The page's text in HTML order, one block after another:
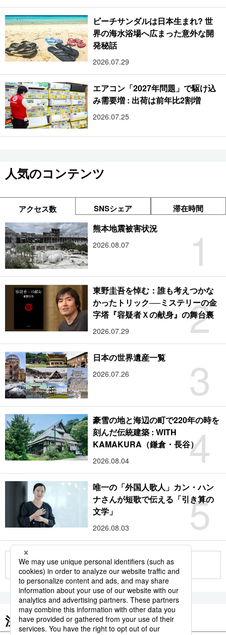
ビーチサンダルは日本生まれ? 世
界の海水浴場へ広まった意外な開
発秘話
2026.07.29
エアコン「2027年問題」で駆け込
み需要増 : 出荷は前年比2割増
2026.07.25
人気のコンテンツ
アクセス数 SNSシェア 滞在時間
1
熊本地震被害状況
2026.08.07
2
東野圭吾を悼む：誰も考えつかな
かったトリック──ミステリーの金
字塔『容疑者Ｘの献身』の舞台裏
2026.07.29
3
日本の世界遺産一覧
2026.07.26
4
豪雪の地と海辺の町で220年の時を
刻んだ伝統建築 : WITH
KAMAKURA（鎌倉・長谷）
2026.08.04
5
唯一の「外国人歌人」カン・ハン
ナさんが短歌で伝える「引き算の
文学」
2026.08.03
もっと見る
注目のキーワード